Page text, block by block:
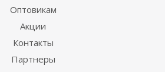
Оптовикам
Акции
Контакты
Партнеры